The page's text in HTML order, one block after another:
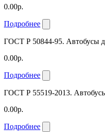
0.00р.
Подробнее
ГОСТ Р 50844-95. Автобусы
0.00р.
Подробнее
ГОСТ Р 55519-2013.
0.00р.
Подробнее